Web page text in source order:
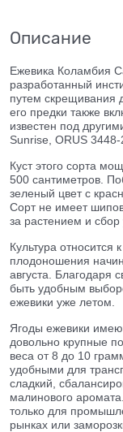
Описание
Ежевика Коламбия
разработанный
путем скрещивания
его предки также
известен под
Sunrise, ORUS 3448-
Куст этого сорта
500 сантиметров.
зеленый цвет с
Сорт не имеет
за растением и
Культура
плодоношения
августа. Благодаря
быть удобным
ежевики уже летом.
Ягоды ежевики
довольно крупные
веса от 8 до 10
удобными для
сладкий,
малинового
только для
рынках или